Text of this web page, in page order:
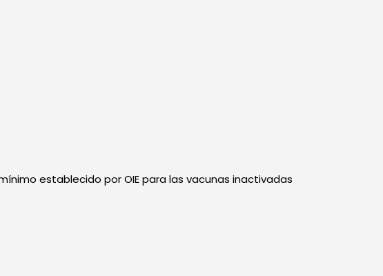
establecido por OIE para las vacunas inactivadas